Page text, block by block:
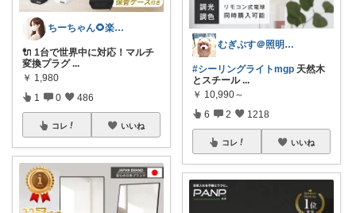
ちーちゃん🌻楽天room
🔌 1台で世界中に対応！マルチ
変換プラグ...
￥ 1,980
1 0 486
コレ いいね
むぎぷす＠照明とインテリアと北欧食器
#シーリングライトmgp 天然木
とスチール ...
￥ 10,990～
6 2 1218
コレ いいね